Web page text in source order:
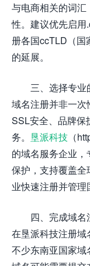
与电商相关的词
性。建议优先启用
册各国ccTLD（国
的延展。
三、选择专业
域名注册并非一次
SSL安全、品牌保
务。 垦派科技 （
的域名服务企业
保护，支持覆盖
业快速注册并管理
四、完成域名
在垦派科技注册域
不少东南亚国家